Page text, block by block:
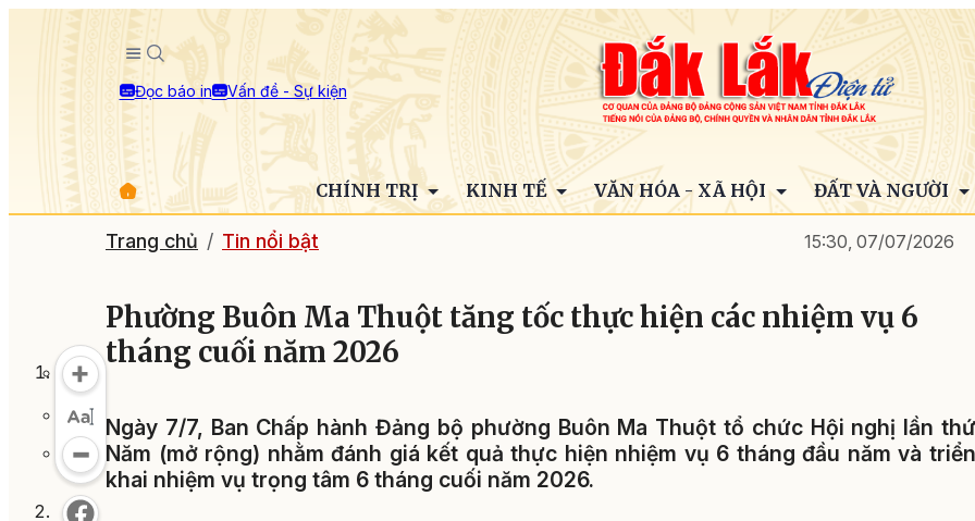
Đọc báo in Vấn đề - Sự kiện
CHÍNH TRỊ KINH TẾ VĂN HÓA - XÃ HỘI ĐẤT VÀ NGƯỜI
Trang chủ Tin nổi bật 15:30, 07/07/2026
Phường Buôn Ma Thuột tăng tốc thực hiện các nhiệm vụ 6
tháng cuối năm 2026
Ngày 7/7, Ban Chấp hành Đảng bộ phường Buôn Ma Thuột tổ chức Hội nghị lần thứ
Năm (mở rộng) nhằm đánh giá kết quả thực hiện nhiệm vụ 6 tháng đầu năm và triển
khai nhiệm vụ trọng tâm 6 tháng cuối năm 2026.